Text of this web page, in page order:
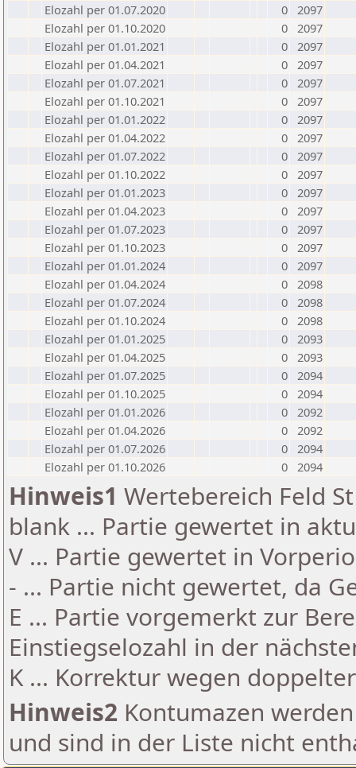
Elozahl per 01.07.2020
0 2097
Elozahl per 01.10.2020
0 2097
Elozahl per 01.01.2021
0 2097
Elozahl per 01.04.2021
0 2097
Elozahl per 01.07.2021
0 2097
Elozahl per 01.10.2021
0 2097
Elozahl per 01.01.2022
0 2097
Elozahl per 01.04.2022
0 2097
Elozahl per 01.07.2022
0 2097
Elozahl per 01.10.2022
0 2097
Elozahl per 01.01.2023
0 2097
Elozahl per 01.04.2023
0 2097
Elozahl per 01.07.2023
0 2097
Elozahl per 01.10.2023
0 2097
Elozahl per 01.01.2024
0 2097
Elozahl per 01.04.2024
0 2098
Elozahl per 01.07.2024
0 2098
Elozahl per 01.10.2024
0 2098
Elozahl per 01.01.2025
0 2093
Elozahl per 01.04.2025
0 2093
Elozahl per 01.07.2025
0 2094
Elozahl per 01.10.2025
0 2094
Elozahl per 01.01.2026
0 2092
Elozahl per 01.04.2026
0 2092
Elozahl per 01.07.2026
0 2094
Elozahl per 01.10.2026
0 2094
Hinweis1 Wertebereich Feld
blank ... Partie gewertet in
V ... Partie gewertet in
- ... Partie nicht gewertet, da
E ... Partie vorgemerkt zur
Einstiegselozahl in der
K ... Korrektur wegen
Hinweis2 Kontumazen
und sind in der Liste nicht